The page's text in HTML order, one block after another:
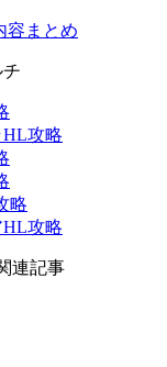
容まとめ
HL攻略
略
HL攻略
連記事